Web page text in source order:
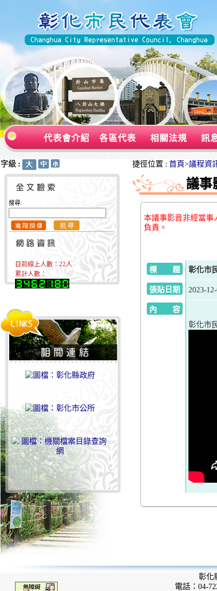
代表會介紹 各區代表 相關法規 訊
字級 :
搜尋:
目前線上人數： 22人
累計人數：
捷徑位置 : 首頁>議程資
議事
本議事影音非經當事
負責。
標 題 彰化市
張貼日期 2023-
內 容
彰化市
彰化
電話：04-